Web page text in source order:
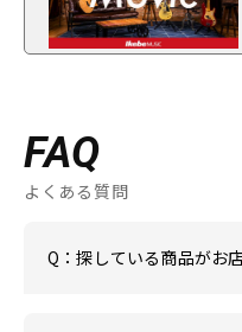
FAQ
よくある質問
Q：探している商品がお